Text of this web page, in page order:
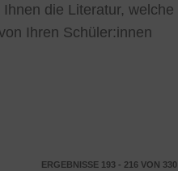
die Literatur, welche
Ihren Schüler:innen
ERGEBNISSE 193 - 216 VON 330